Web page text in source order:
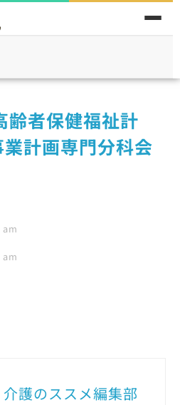
齢者保健福祉計
計画専門分科会
am
am
介護のススメ編集部